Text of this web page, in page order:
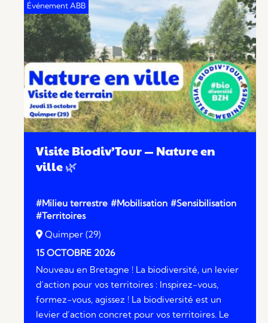
Visite Biodiv’Tour — Nature en
ville 🌿
#Milieu terrestre #Mobilisation #Sensibilisation
#Territoires
Quimper (29)
15 OCTOBRE 2026
Nouveau en Bretagne ! La biodiversité, un levier
d’action pour vos territoires : Inspirez-vous,
formez-vous, agissez ! La biodiversité est un
levier d’action concret pour vos territoires. Le